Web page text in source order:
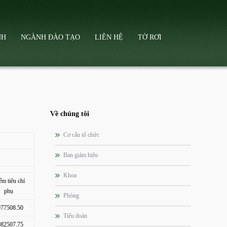
TUYỂN SINH NĂM 2017
NGÀNH ĐÀO TẠO LIÊN HỆ TỜ RƠI
tiêu chí
phụ
Về chúng tôi
Cơ cấu tổ chức
Ban giám hiệu
Khoa
Phòng
Tiểu đoàn